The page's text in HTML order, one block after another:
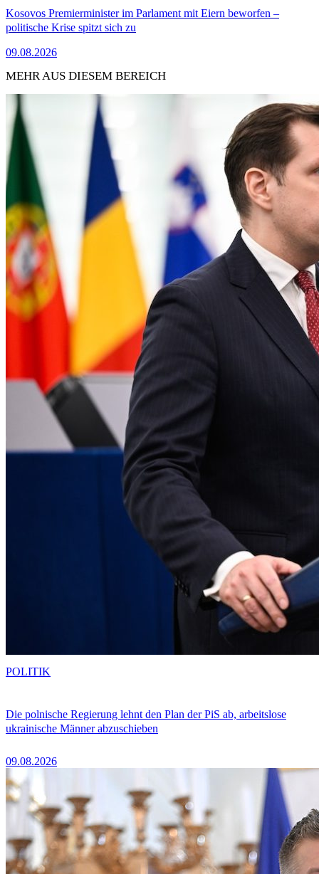
Kosovos Premierminister im Parlament mit Eiern beworfen –
politische Krise spitzt sich zu
09.08.2026
MEHR AUS DIESEM BEREICH
Die polnische Regierung lehnt den Plan der PiS ab, arbeitslose
ukrainische Männer abzuschieben
09.08.2026
POLITIK